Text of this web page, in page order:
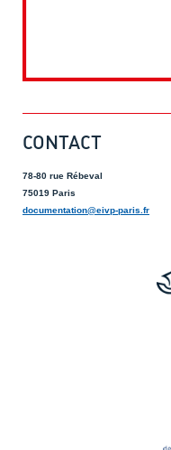
CONTACT
78-80 rue Rébeval
75019 Paris
documentation@eivp-paris.fr